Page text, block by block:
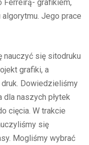
Ferreirą- grafikiem,
Jego prace
nauczyć się sitodruku
grafiki, a
druk. Dowiedzieliśmy
naszych płytek
cięcia. W trakcie
się
Mogliśmy wybrać